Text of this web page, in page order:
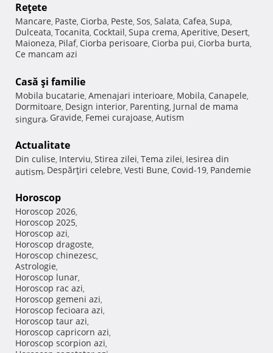
Reţete
Mancare, Paste, Ciorba, Peste, Sos, Salata, Cafea, Supa,
Dulceata, Tocanita, Cocktail, Supa crema, Aperitive, Desert,
Maioneza, Pilaf, Ciorba perisoare, Ciorba pui, Ciorba burta,
Ce mancam azi
Casă şi familie
Mobila bucatarie, Amenajari interioare, Mobila, Canapele,
Dormitoare, Design interior, Parenting, Jurnal de mama
singura, Gravide, Femei curajoase, Autism
Actualitate
Din culise, Interviu, Stirea zilei, Tema zilei, Iesirea din
autism, Despărţiri celebre, Vesti Bune, Covid-19, Pandemie
Horoscop
Horoscop 2026,
Horoscop 2025,
Horoscop azi,
Horoscop dragoste,
Horoscop chinezesc,
Astrologie,
Horoscop lunar,
Horoscop rac azi,
Horoscop gemeni azi,
Horoscop fecioara azi,
Horoscop taur azi,
Horoscop capricorn azi,
Horoscop scorpion azi,